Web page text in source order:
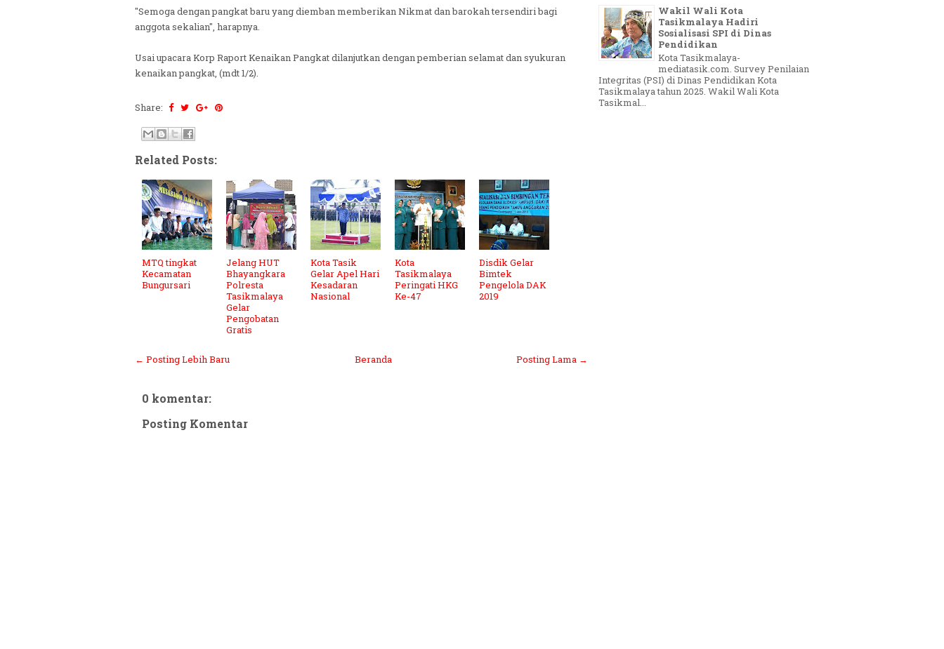
"Semoga dengan pangkat baru yang diemban memberikan Nikmat dan barokah tersendiri bagi
anggota sekalian", harapnya.
Usai upacara Korp Raport Kenaikan Pangkat dilanjutkan dengan pemberian selamat dan syukuran
kenaikan pangkat, (mdt 1/2).
Share:
Related Posts:
MTQ tingkat
Kecamatan
Bungursari
Jelang HUT
Bhayangkara
Polresta
Tasikmalaya
Gelar
Pengobatan
Gratis
Kota Tasik
Gelar Apel Hari
Kesadaran
Nasional
Kota
Tasikmalaya
Peringati HKG
Ke-47
Disdik Gelar
Bimtek
Pengelola DAK
2019
← Posting Lebih Baru Posting Lama →
Beranda
0 komentar:
Posting Komentar
Wakil Wali Kota
Tasikmalaya Hadiri
Sosialisasi SPI di Dinas
Pendidikan
Kota Tasikmalaya-
mediatasik.com. Survey Penilaian
Integritas (PSI) di Dinas Pendidikan Kota
Tasikmalaya tahun 2025. Wakil Wali Kota
Tasikmal...